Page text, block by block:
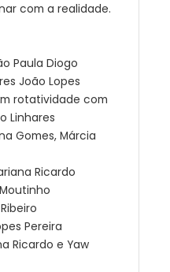
com a realidade.
Paula Diogo
João Lopes
rotatividade com
Linhares
Gomes, Márcia
Ricardo
Pereira
Ricardo e Yaw